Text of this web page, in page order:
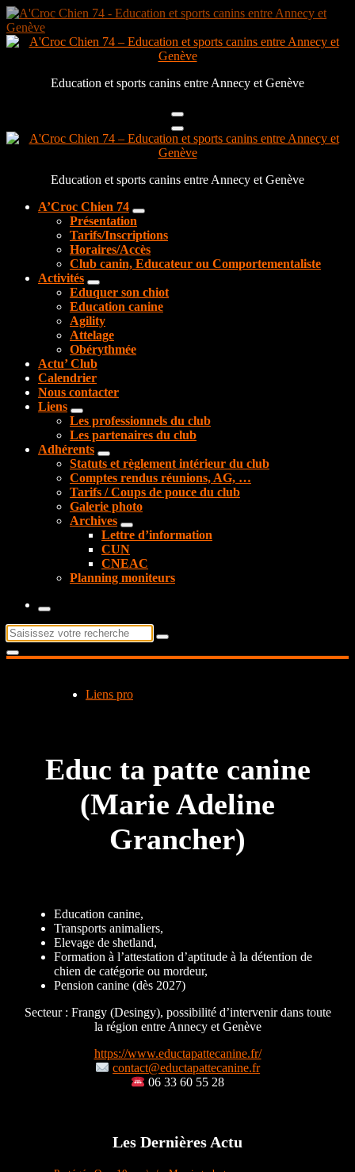
Aller
au
contenu
Education et sports canins entre Annecy et Genève
Education et sports canins entre Annecy et Genève
A’Croc Chien 74
Présentation
Tarifs/Inscriptions
Horaires/Accès
Club canin, Educateur ou Comportementaliste
Activités
Eduquer son chiot
Education canine
Agility
Attelage
Obérythmée
Actu’ Club
Calendrier
Nous contacter
Liens
Les professionnels du club
Les partenaires du club
Adhérents
Statuts et règlement intérieur du club
Comptes rendus réunions, AG, …
Tarifs / Coups de pouce du club
Galerie photo
Archives
Lettre d’information
CUN
CNEAC
Planning moniteurs
Recherche
pour :
Liens pro
Educ ta patte canine
(Marie Adeline
Grancher)
Education canine,
Transports animaliers,
Elevage de shetland,
Formation à l’attestation d’aptitude à la détention de
chien de catégorie ou mordeur,
Pension canine (dès 2027)
Secteur : Frangy (Desingy), possibilité d’intervenir dans toute
la région entre Annecy et Genève
https://www.eductapattecanine.fr/
contact@eductapattecanine.fr
06 33 60 55 28
Les Dernières Actu